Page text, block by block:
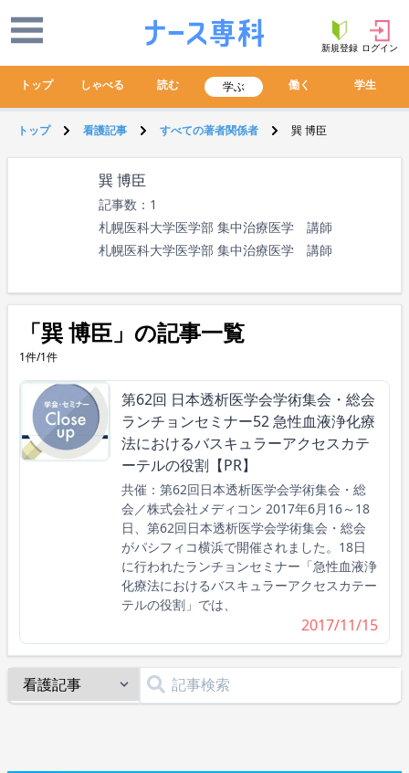
新規登録 ログイン
トップ しゃべる 読む 学ぶ 働く 学生
トップ 看護記事 すべての著者関係者 巽 博臣
巽 博臣
記事数：1
札幌医科大学医学部 集中治療医学 講師
札幌医科大学医学部 集中治療医学 講師
「巽 博臣」の記事一覧
1件/1件
第62回 日本透析医学会学術集会・総会
ランチョンセミナー52 急性血液浄化療
法におけるバスキュラーアクセスカテ
ーテルの役割【PR】
共催：第62回日本透析医学会学術集会・総
会／株式会社メディコン 2017年6月16～18
日、第62回日本透析医学会学術集会・総会
がパシフィコ横浜で開催されました。18日
に行われたランチョンセミナー「急性血液浄
化療法におけるバスキュラーアクセスカテー
テルの役割」では、
2017/11/15